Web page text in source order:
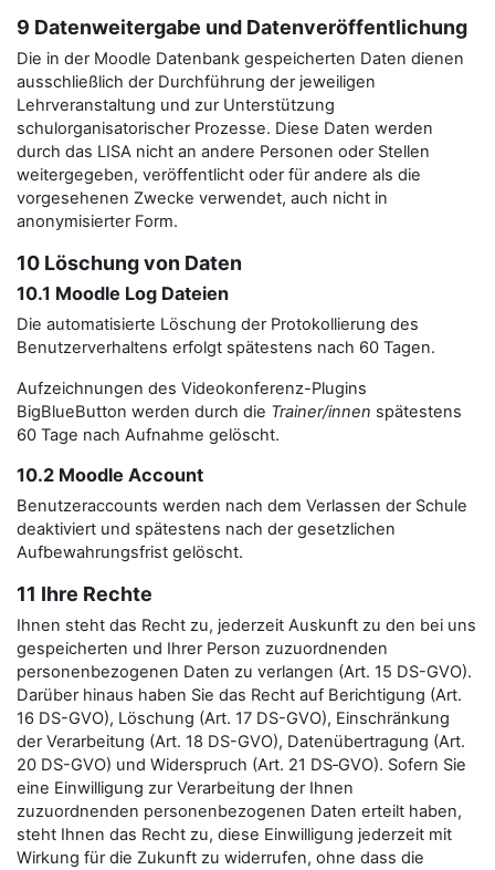
9 Datenweitergabe und Datenveröffentlichung
Die in der Moodle Datenbank gespeicherten Daten dienen
ausschließlich der Durchführung der jeweiligen
Lehrveranstaltung und zur Unterstützung
schulorganisatorischer Prozesse. Diese Daten werden
durch das LISA nicht an andere Personen oder Stellen
weitergegeben, veröffentlicht oder für andere als die
vorgesehenen Zwecke verwendet, auch nicht in
anonymisierter Form.
10 Löschung von Daten
10.1 Moodle Log Dateien
Die automatisierte Löschung der Protokollierung des
Benutzerverhaltens erfolgt spätestens nach 60 Tagen.
Aufzeichnungen des Videokonferenz-Plugins
BigBlueButton werden durch die Trainer/innen spätestens
60 Tage nach Aufnahme gelöscht.
10.2 Moodle Account
Benutzeraccounts werden nach dem Verlassen der Schule
deaktiviert und spätestens nach der gesetzlichen
Aufbewahrungsfrist gelöscht.
11 Ihre Rechte
Ihnen steht das Recht zu, jederzeit Auskunft zu den bei uns
gespeicherten und Ihrer Person zuzuordnenden
personenbezogenen Daten zu verlangen (Art. 15 DS-GVO).
Darüber hinaus haben Sie das Recht auf Berichtigung (Art.
16 DS-GVO), Löschung (Art. 17 DS-GVO), Einschränkung
der Verarbeitung (Art. 18 DS-GVO), Datenübertragung (Art.
20 DS-GVO) und Widerspruch (Art. 21 DS‑GVO). Sofern Sie
eine Einwilligung zur Verarbeitung der Ihnen
zuzuordnenden personenbezogenen Daten erteilt haben,
steht Ihnen das Recht zu, diese Einwilligung jederzeit mit
Wirkung für die Zukunft zu widerrufen, ohne dass die